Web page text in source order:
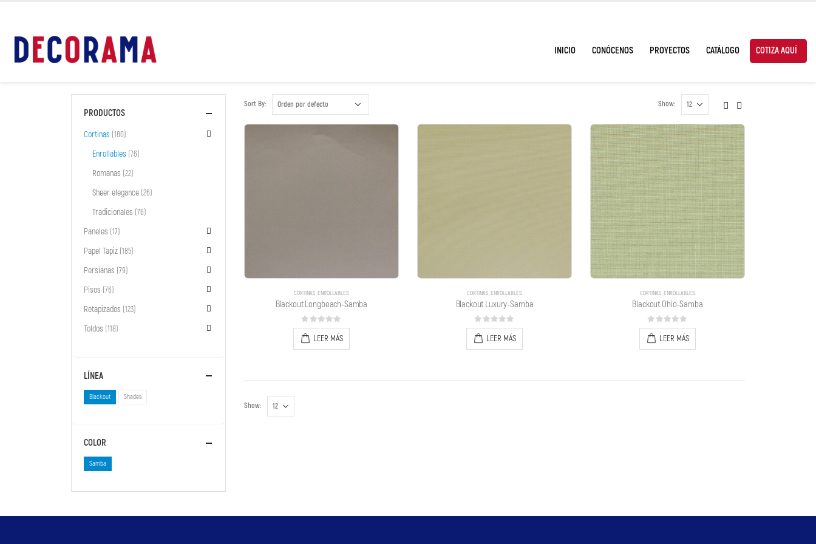
INICIO CONÓCENOS PROYECTOS CATÁLOGO COTIZA AQUÍ
Sort By: Show:
CORTINAS,ENROLLABLES
Blackout Longbeach-Samba
0out of 5
LEER MÁS
CORTINAS,ENROLLABLES
Blackout Luxury-Samba
0out of 5
LEER MÁS
CORTINAS,ENROLLABLES
Blackout Ohio-Samba
0out of 5
LEER MÁS
Show:
PRODUCTOS
Cortinas (180)
Enrollables (76)
Romanas (22)
Sheer elegance (26)
Tradicionales (76)
Paneles (17)
Papel Tapiz (185)
Persianas (79)
Pisos (76)
Retapizados (123)
Toldos (118)
LÍNEA
Blackout Shades
COLOR
Samba